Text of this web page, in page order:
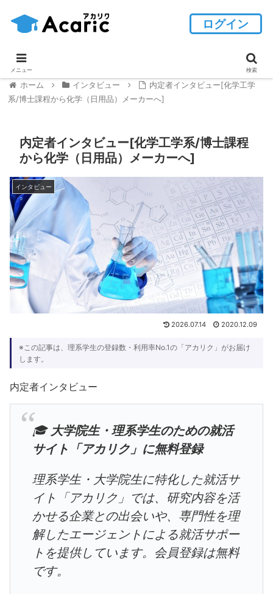
ホーム インタビュー
内定者インタビュー[化学工学
系/博士課程から化学（日用品）メーカーへ]
内定者インタビュー[化学工学系/博士課程
から化学（日用品）メーカーへ]
インタビュー
2026.07.14 2020.12.09
※この記事は、理系学生の登録数・利用率No.1の「アカリク」がお届け
します。
内定者インタビュー
🎓 大学院生・理系学生のための就活
サイト「アカリク」に無料登録
理系学生・大学院生に特化した就活サ
イト「アカリク」では、研究内容を活
かせる企業との出会いや、専門性を理
解したエージェントによる就活サポー
トを提供しています。会員登録は無料
です。
ログイン
メニュー 検索